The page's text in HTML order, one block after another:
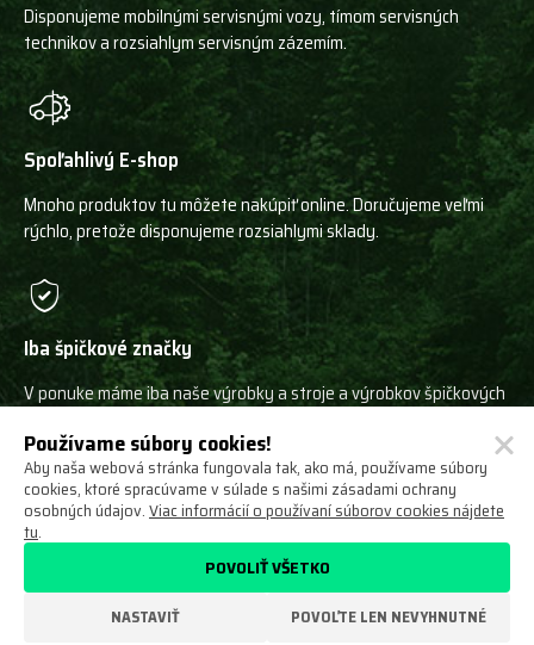
Disponujeme mobilnými servisnými vozy, tímom servisných
technikov a rozsiahlym servisným zázemím.
Spoľahlivý E-shop
Mnoho produktov tu môžete nakúpiť online. Doručujeme veľmi
rýchlo, pretože disponujeme rozsiahlymi sklady.
Iba špičkové značky
V ponuke máme iba naše výrobky a stroje a výrobkov špičkových
Ochrana osobných údajovObchodné podmienky
Odstúpenie od zmluvyO násNastavení cookies
Používame súbory cookies!
Aby naša webová stránka fungovala tak, ako má, používame súbory
cookies, ktoré spracúvame v súlade s našimi zásadami ochrany
osobných údajov.Viac informácií o používaní súborov cookies nájdete
tu.
NASTAVIŤ POVOĽTE LEN NEVYHNUTNÉ
POVOLIŤ VŠETKO